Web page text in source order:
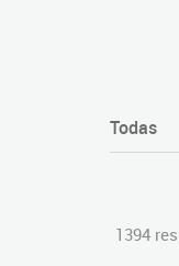
Todas
1394